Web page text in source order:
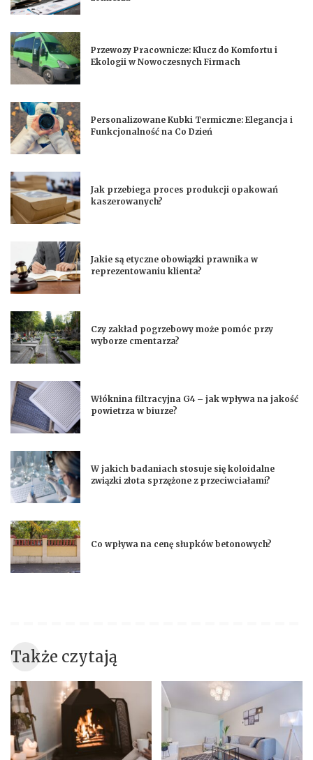
Przewozy Pracownicze: Klucz do Komfortu i
Ekologii w Nowoczesnych Firmach
Personalizowane Kubki Termiczne: Elegancja i
Funkcjonalność na Co Dzień
Jak przebiega proces produkcji opakowań
kaszerowanych?
Jakie są etyczne obowiązki prawnika w
reprezentowaniu klienta?
Czy zakład pogrzebowy może pomóc przy
wyborze cmentarza?
Włóknina filtracyjna G4 – jak wpływa na jakość
powietrza w biurze?
W jakich badaniach stosuje się koloidalne
związki złota sprzężone z przeciwciałami?
Co wpływa na cenę słupków betonowych?
Także czytają